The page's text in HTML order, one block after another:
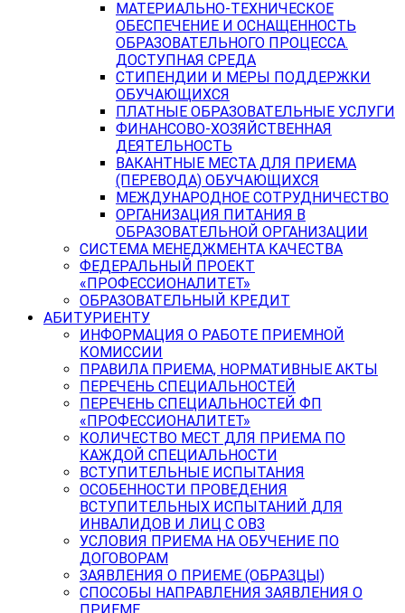
МАТЕРИАЛЬНО-ТЕХНИЧЕСКОЕ
ОБЕСПЕЧЕНИЕ И ОСНАЩЕННОСТЬ
ОБРАЗОВАТЕЛЬНОГО ПРОЦЕССА.
ДОСТУПНАЯ СРЕДА
СТИПЕНДИИ И МЕРЫ ПОДДЕРЖКИ
ОБУЧАЮЩИХСЯ
ПЛАТНЫЕ ОБРАЗОВАТЕЛЬНЫЕ УСЛУГИ
ФИНАНСОВО-ХОЗЯЙСТВЕННАЯ
ДЕЯТЕЛЬНОСТЬ
ВАКАНТНЫЕ МЕСТА ДЛЯ ПРИЕМА
(ПЕРЕВОДА) ОБУЧАЮЩИХСЯ
МЕЖДУНАРОДНОЕ СОТРУДНИЧЕСТВО
ОРГАНИЗАЦИЯ ПИТАНИЯ В
ОБРАЗОВАТЕЛЬНОЙ ОРГАНИЗАЦИИ
СИСТЕМА МЕНЕДЖМЕНТА КАЧЕСТВА
ФЕДЕРАЛЬНЫЙ ПРОЕКТ
«ПРОФЕССИОНАЛИТЕТ»
ОБРАЗОВАТЕЛЬНЫЙ КРЕДИТ
АБИТУРИЕНТУ
ИНФОРМАЦИЯ О РАБОТЕ ПРИЕМНОЙ
КОМИССИИ
ПРАВИЛА ПРИЕМА, НОРМАТИВНЫЕ АКТЫ
ПЕРЕЧЕНЬ СПЕЦИАЛЬНОСТЕЙ
ПЕРЕЧЕНЬ СПЕЦИАЛЬНОСТЕЙ ФП
«ПРОФЕССИОНАЛИТЕТ»
КОЛИЧЕСТВО МЕСТ ДЛЯ ПРИЕМА ПО
КАЖДОЙ СПЕЦИАЛЬНОСТИ
ВСТУПИТЕЛЬНЫЕ ИСПЫТАНИЯ
ОСОБЕННОСТИ ПРОВЕДЕНИЯ
ВСТУПИТЕЛЬНЫХ ИСПЫТАНИЙ ДЛЯ
ИНВАЛИДОВ И ЛИЦ С ОВЗ
УСЛОВИЯ ПРИЕМА НА ОБУЧЕНИЕ ПО
ДОГОВОРАМ
ЗАЯВЛЕНИЯ О ПРИЕМЕ (ОБРАЗЦЫ)
СПОСОБЫ НАПРАВЛЕНИЯ ЗАЯВЛЕНИЯ О